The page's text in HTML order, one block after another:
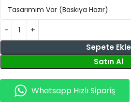
Sepete Ekle
Satın Al
Whatsapp Hızlı Sipariş